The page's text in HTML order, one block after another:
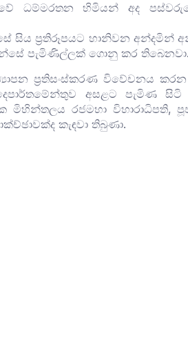
ධම්මරතන හිමියන් අද
සිය ප්‍රතිරූපයට හානිවන
පැමිණිල්ලක් ගොනු කර තිබෙනවා.
ප්‍රතිසංස්කරණ විවේචනය
අසළට පැමිණ
රජමහා විහාරාධිපති,
කැඳවා තිබුණා.